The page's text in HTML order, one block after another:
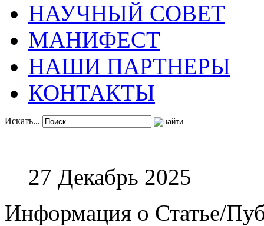
НАУЧНЫЙ СОВЕТ
МАНИФЕСТ
НАШИ ПАРТНЕРЫ
КОНТАКТЫ
Искать...
27 Декабрь 2025
Информация о Статье/